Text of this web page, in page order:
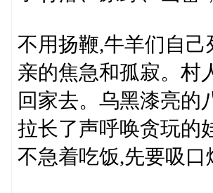
不用扬鞭,牛羊们自
亲的焦急和孤寂。村
回家去。乌黑漆亮的
拉长了声呼唤贪玩的
不急着吃饭,先要吸